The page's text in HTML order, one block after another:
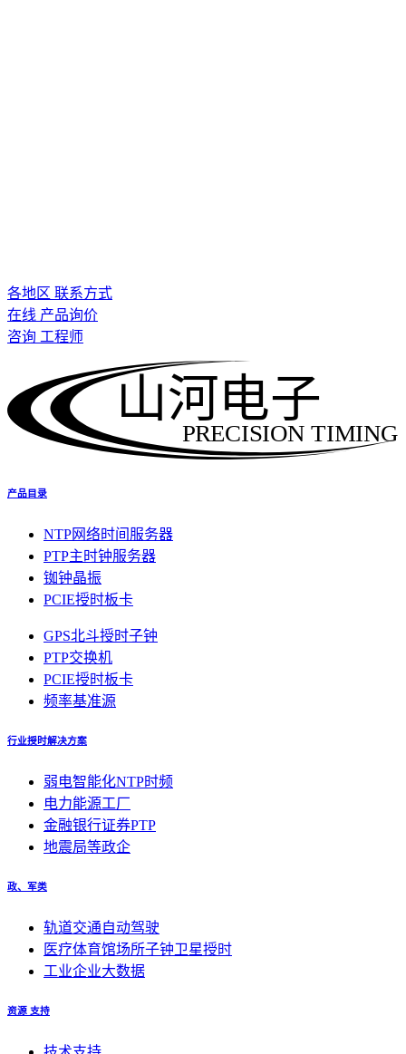
各地区 联系方式
在线 产品询价
咨询 工程师
PRECISION TIMING
山河电子
产品目录
NTP网络时间服务器
PTP主时钟服务器
铷钟晶振
PCIE授时板卡
GPS北斗授时子钟
PTP交换机
PCIE授时板卡
频率基准源
行业授时解决方案
弱电智能化NTP时频
电力能源工厂
金融银行证券PTP
地震局等政企
政、军类
轨道交通自动驾驶
医疗体育馆场所子钟卫星授时
工业企业大数据
资源 支持